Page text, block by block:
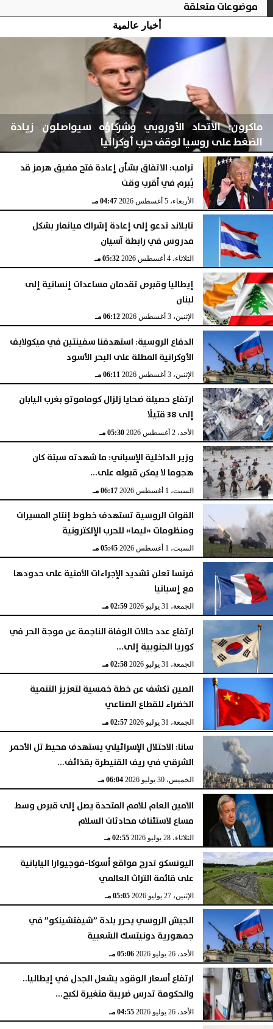
موضوعات متعلقة
أخبار عالمية
ماكرون: الاتحاد الأوروبي وشركاؤه سيواصلون زيادة
الضغط على روسيا لوقف حرب أوكرانيا
الأربعاء، 5 أغسطس 2026 04:48 مـ
ترامب: الاتفاق بشأن إعادة فتح مضيق هرمز قد
يُبرم في أقرب وقت
الأربعاء، 5 أغسطس 2026 04:47 مـ
تايلاند تدعو إلى إعادة إشراك ميانمار بشكل
مدروس في رابطة آسيان
الثلاثاء، 4 أغسطس 2026 05:32 مـ
إيطاليا وقبرص تقدمان مساعدات إنسانية إلى
لبنان
الإثنين، 3 أغسطس 2026 06:12 مـ
الدفاع الروسية: استهدفنا سفينتين في ميكولايف
الأوكرانية المطلة على البحر الأسود
الإثنين، 3 أغسطس 2026 06:11 مـ
ارتفاع حصيلة ضحايا زلزال كوماموتو بغرب اليابان
إلى 38 قتيلًا
الأحد، 2 أغسطس 2026 05:30 مـ
وزير الداخلية الإسباني: ما شهدته سبتة كان
هجوما لا يمكن قبوله على...
السبت، 1 أغسطس 2026 06:17 مـ
القوات الروسية تستهدف خطوط إنتاج المسيرات
ومنظومات «ليما» للحرب الإلكترونية
السبت، 1 أغسطس 2026 05:45 مـ
فرنسا تعلن تشديد الإجراءات الأمنية على حدودها
مع إسبانيا
الجمعة، 31 يوليو 2026 02:59 مـ
ارتفاع عدد حالات الوفاة الناجمة عن موجة الحر في
كوريا الجنوبية إلى...
الجمعة، 31 يوليو 2026 02:58 مـ
الصين تكشف عن خطة خمسية لتعزيز التنمية
الخضراء للقطاع الصناعي
الجمعة، 31 يوليو 2026 02:57 مـ
سانا: الاحتلال الإسرائيلي يستهدف محيط تل الأحمر
الشرقي في ريف القنيطرة بقذائف...
الخميس، 30 يوليو 2026 06:04 مـ
الأمين العام للأمم المتحدة يصل إلى قبرص وسط
مساع لاستئناف محادثات السلام
الثلاثاء، 28 يوليو 2026 02:55 مـ
اليونسكو تدرج مواقع أسوكا-فوجيوارا اليابانية
على قائمة التراث العالمي
الإثنين، 27 يوليو 2026 05:05 مـ
الجيش الروسي يحرر بلدة ”شيفتشينكو” في
جمهورية دونيتسك الشعبية
الأحد، 26 يوليو 2026 05:06 مـ
ارتفاع أسعار الوقود يشعل الجدل في إيطاليا..
والحكومة تدرس ضريبة متغيرة لكبح...
الأحد، 26 يوليو 2026 04:55 مـ